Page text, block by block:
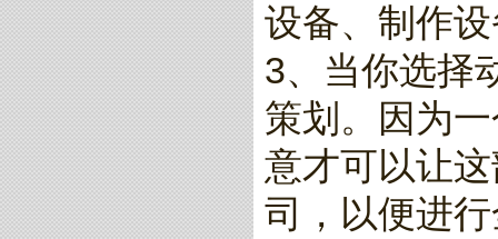
设备、制作
3、当你选择
策划。因为
意才可以让
司，以便进